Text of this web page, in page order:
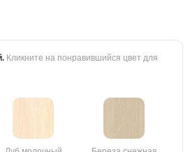
. Кликните на понравившийся цвет для